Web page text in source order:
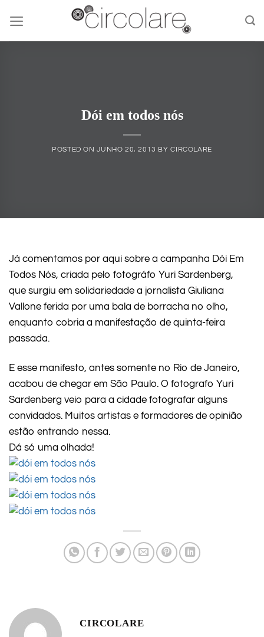
content
Dói em todos nós
POSTED ONJUNHO 20, 2013 BYCIRCOLARE
Já comentamos por aqui sobre a campanha Dói Em
Todos Nós, criada pelo fotográfo Yuri Sardenberg,
que surgiu em solidariedade a jornalista Giuliana
Vallone ferida por uma bala de borracha no olho,
enquanto cobria a manifestação de quinta-feira
passada.
E esse manifesto, antes somente no Rio de Janeiro,
acabou de chegar em São Paulo. O fotografo Yuri
Sardenberg veio para a cidade fotografar alguns
convidados. Muitos artistas e formadores de opinião
estão entrando nessa.
Dá só uma olhada!
CIRCOLARE